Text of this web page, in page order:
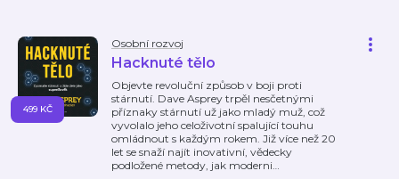
Osobní rozvoj
Hacknuté tělo
Objevte revoluční způsob v boji proti
stárnutí. Dave Asprey trpěl nesčetnými
příznaky stárnutí už jako mladý muž, což
vyvolalo jeho celoživotní spalující touhu
omládnout s každým rokem. Již více než 20
let se snaží najít inovativní, vědecky
podložené metody, jak moderni…
499 KČ